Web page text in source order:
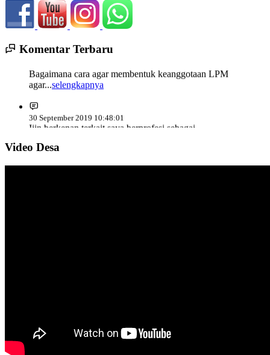
Komentar Terbaru
13 Mei 2020 00:46:55
agar...selengkapnya
30 September 2019 10:48:01
Ijin berkenan terkait saya berprofesi sebagai
Polri...selengkapnya
Video Desa